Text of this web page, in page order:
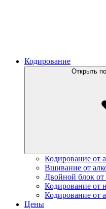
Кодирование
Открыть
Кодирование от
Вшивание от
Двойной блок от
Кодирование от
Кодирование от
Цены